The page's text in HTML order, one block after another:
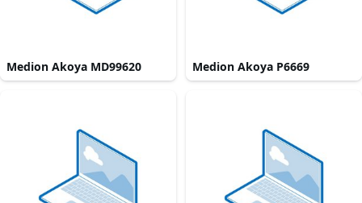
Medion Akoya MD99620 Medion Akoya P6669